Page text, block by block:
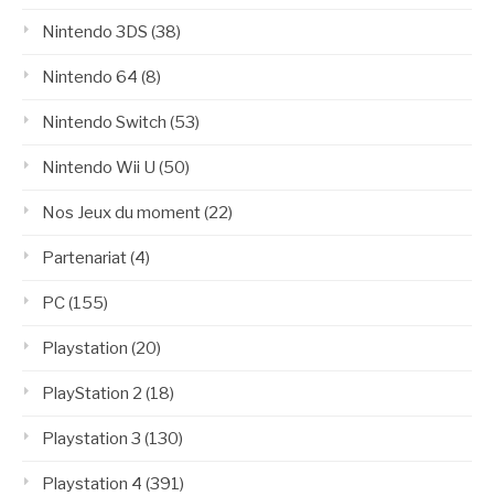
Nintendo 3DS (38)
Nintendo 64 (8)
Nintendo Switch (53)
Nintendo Wii U (50)
Nos Jeux du moment(22)
Partenariat(4)
PC(155)
Playstation (20)
PlayStation 2 (18)
Playstation 3 (130)
Playstation 4 (391)